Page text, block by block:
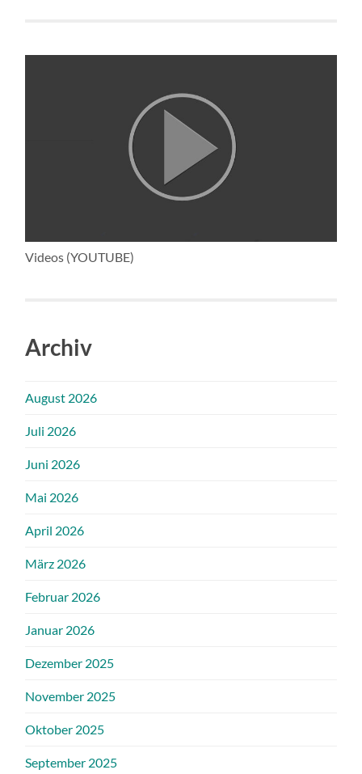
Videos (YOUTUBE)
Archiv
August 2026
Juli 2026
Juni 2026
Mai 2026
April 2026
März 2026
Februar 2026
Januar 2026
Dezember 2025
November 2025
Oktober 2025
September 2025